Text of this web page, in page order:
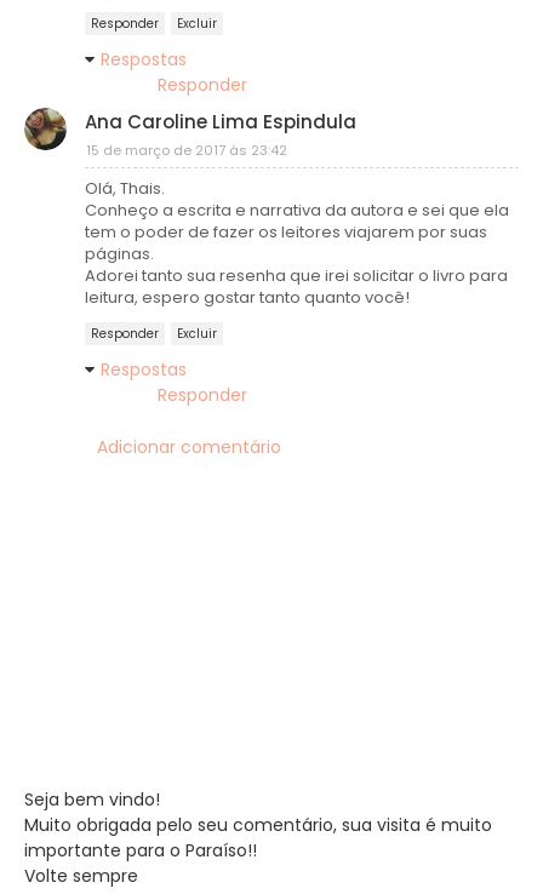
Responder Excluir
Respostas
Responder
Ana Caroline Lima Espindula
15 de março de 2017 às 23:42
Olá, Thais.
Conheço a escrita e narrativa da autora e sei que ela
tem o poder de fazer os leitores viajarem por suas
páginas.
Adorei tanto sua resenha que irei solicitar o livro para
leitura, espero gostar tanto quanto você!
Responder Excluir
Respostas
Responder
Adicionar comentário
Seja bem vindo!
Muito obrigada pelo seu comentário, sua visita é muito
importante para o Paraíso!!
Volte sempre